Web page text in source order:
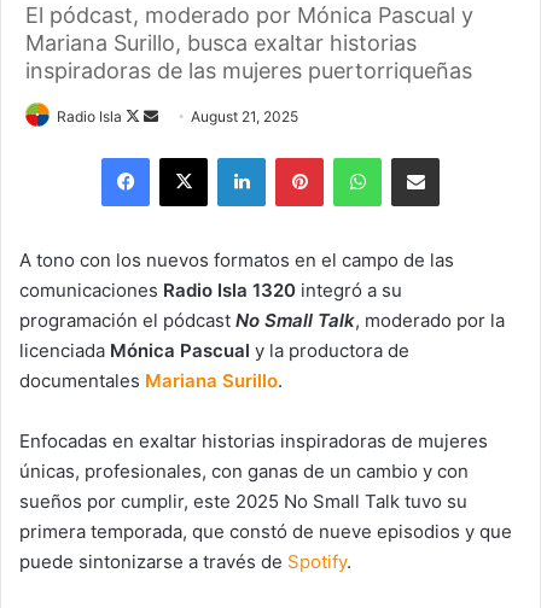
El pódcast, moderado por Mónica Pascual y
Mariana Surillo, busca exaltar historias
inspiradoras de las mujeres puertorriqueñas
Radio Isla
Follow
Send
email
August 21, 2025
Facebook
X LinkedInPinterestWhatsAppShare via Email
A tono con los nuevos formatos en el campo de las
comunicaciones Radio Isla 1320 integró a su
programación el pódcast No Small Talk, moderado por la
licenciada Mónica Pascual y la productora de
documentales Mariana Surillo.
Enfocadas en exaltar historias inspiradoras de mujeres
únicas, profesionales, con ganas de un cambio y con
sueños por cumplir, este 2025 No Small Talk tuvo su
primera temporada, que constó de nueve episodios y que
puede sintonizarse a través de Spotify.